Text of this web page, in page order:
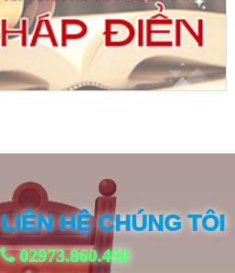
LIÊN HỆ CHÚNG TÔI
02973.860.490